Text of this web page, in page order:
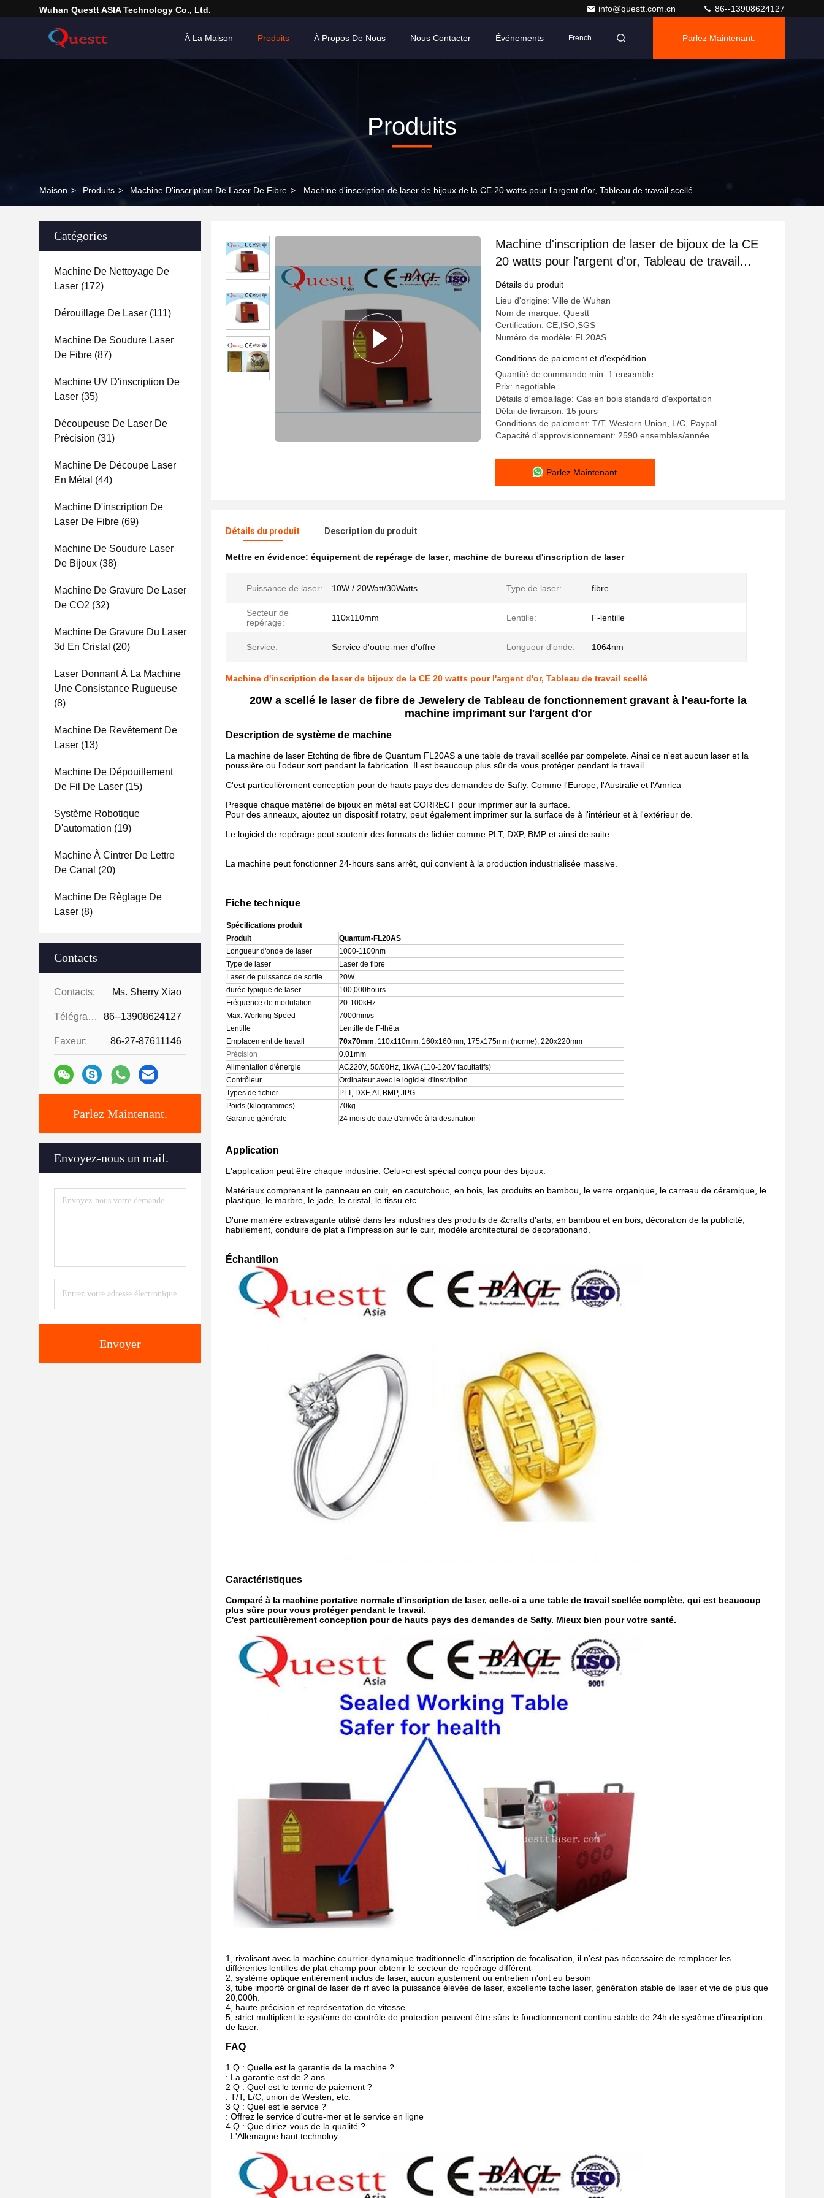
Wuhan Questt ASIA Technology Co., Ltd. info@questt.com.cn 86--13908624127
À La Maison Produits À Propos De Nous Nous Contacter Événements French Parlez Maintenant.
Produits
Maison > Produits > Machine D'inscription De Laser De Fibre > Machine d'inscription de laser de bijoux de la CE 20 watts pour l'argent d'or, Tableau de travail scellé
Catégories
Machine De Nettoyage De
Laser (172)
Dérouillage De Laser (111)
Machine De Soudure Laser
De Fibre (87)
Machine UV D'inscription De
Laser (35)
Découpeuse De Laser De
Précision (31)
Machine De Découpe Laser
En Métal (44)
Machine D'inscription De
Laser De Fibre (69)
Machine De Soudure Laser
De Bijoux (38)
Machine De Gravure De Laser
De CO2 (32)
Machine De Gravure Du Laser
3d En Cristal (20)
Laser Donnant À La Machine
Une Consistance Rugueuse
(8)
Machine De Revêtement De
Laser (13)
Machine De Dépouillement
De Fil De Laser (15)
Système Robotique
D'automation (19)
Machine À Cintrer De Lettre
De Canal (20)
Machine De Règlage De
Laser (8)
Contacts
Contacts: Ms. Sherry Xiao
Télégramme: 86--13908624127
Faxeur: 86-27-87611146
Parlez Maintenant.
Envoyez-nous un mail.
Envoyer
Machine d'inscription de laser de bijoux de la CE
20 watts pour l'argent d'or, Tableau de travail
scellé
Détails du produit
Lieu d'origine: Ville de Wuhan
Nom de marque: Questt
Certification: CE,ISO,SGS
Numéro de modèle: FL20AS
Conditions de paiement et d'expédition
Quantité de commande min: 1 ensemble
Prix: negotiable
Détails d'emballage: Cas en bois standard d'exportation
Délai de livraison: 15 jours
Conditions de paiement: T/T, Western Union, L/C, Paypal
Capacité d'approvisionnement: 2590 ensembles/année
Parlez Maintenant.
Détails du produit Description du produit
Mettre en évidence: équipement de repérage de laser, machine de bureau d'inscription de laser
Puissance de laser: 10W / 20Watt/30Watts Type de laser: fibre
Secteur de
repérage:
110x110mm Lentille: F-lentille
Service: Service d'outre-mer d'offre Longueur d'onde: 1064nm
Machine d'inscription de laser de bijoux de la CE 20 watts pour l'argent d'or, Tableau de travail scellé
20W a scellé le laser de fibre de Jewelery de Tableau de fonctionnement gravant à l'eau-forte la
machine imprimant sur l'argent d'or
Description de système de machine
La machine de laser Etchting de fibre de Quantum FL20AS a une table de travail scellée par compelete. Ainsi ce n'est aucun laser et la
poussière ou l'odeur sort pendant la fabrication. Il est beaucoup plus sûr de vous protéger pendant le travail.
C'est particulièrement conception pour de hauts pays des demandes de Safty. Comme l'Europe, l'Australie et l'Amrica
Presque chaque matériel de bijoux en métal est CORRECT pour imprimer sur la surface.
Pour des anneaux, ajoutez un dispositif rotatry, peut également imprimer sur la surface de à l'intérieur et à l'extérieur de.
Le logiciel de repérage peut soutenir des formats de fichier comme PLT, DXP, BMP et ainsi de suite.
La machine peut fonctionner 24-hours sans arrêt, qui convient à la production industrialisée massive.
Fiche technique
Spécifications produit
Produit
Quantum-FL20AS
Longueur d'onde de laser
1000-1100nm
Type de laser
Laser de fibre
Laser de puissance de sortie
20W
durée typique de laser
100,000hours
Fréquence de modulation
20-100kHz
Max. Working Speed
7000mm/s
Lentille
Lentille de F-thêta
Emplacement de travail
70x70mm, 110x110mm, 160x160mm, 175x175mm (norme), 220x220mm
Précision
0.01mm
Alimentation d'énergie
AC220V, 50/60Hz, 1kVA (110-120V facultatifs)
Contrôleur
Ordinateur avec le logiciel d'inscription
Types de fichier
PLT, DXF, AI, BMP, JPG
Poids (kilogrammes)
70kg
Garantie générale
24 mois de date d'arrivée à la destination
Application
L'application peut être chaque industrie. Celui-ci est spécial conçu pour des bijoux.
Matériaux comprenant le panneau en cuir, en caoutchouc, en bois, les produits en bambou, le verre organique, le carreau de céramique, le
plastique, le marbre, le jade, le cristal, le tissu etc.
D'une manière extravagante utilisé dans les industries des produits de &crafts d'arts, en bambou et en bois, décoration de la publicité,
habillement, conduire de plat à l'impression sur le cuir, modèle architectural de decorationand.
Échantillon
Caractéristiques
Comparé à la machine portative normale d'inscription de laser, celle-ci a une table de travail scellée complète, qui est beaucoup
plus sûre pour vous protéger pendant le travail.
C'est particulièrement conception pour de hauts pays des demandes de Safty. Mieux bien pour votre santé.
1, rivalisant avec la machine courrier-dynamique traditionnelle d'inscription de focalisation, il n'est pas nécessaire de remplacer les
différentes lentilles de plat-champ pour obtenir le secteur de repérage différent
2, système optique entièrement inclus de laser, aucun ajustement ou entretien n'ont eu besoin
3, tube importé original de laser de rf avec la puissance élevée de laser, excellente tache laser, génération stable de laser et vie de plus que
20,000h.
4, haute précision et représentation de vitesse
5, strict multiplient le système de contrôle de protection peuvent être sûrs le fonctionnement continu stable de 24h de système d'inscription
de laser.
FAQ
1 Q : Quelle est la garantie de la machine ?
: La garantie est de 2 ans
2 Q : Quel est le terme de paiement ?
: T/T, L/C, union de Westen, etc.
3 Q : Quel est le service ?
: Offrez le service d'outre-mer et le service en ligne
4 Q : Que diriez-vous de la qualité ?
: L'Allemagne haut technoloy.